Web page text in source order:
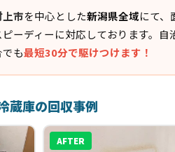
市を中心とした新潟県全域にて、
ーディーに対応しております。自
も最短30分で駆けつけます！
蔵庫の回収事例
AFTER